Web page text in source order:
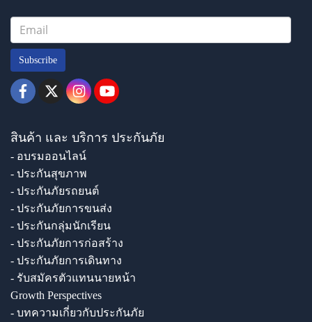
Subscribe
สินค้า และ บริการ ประกันภัย
- อบรมออนไลน์
- ประกันสุขภาพ
- ประกันภัยรถยนต์
- ประกันภัยการขนส่ง
- ประกันกลุ่มนักเรียน
- ประกันภัยการก่อสร้าง
- ประกันภัยการเดินทาง
- รับสมัครตัวแทนนายหน้า
Growth Perspectives
- บทความเกี่ยวกับประกันภัย